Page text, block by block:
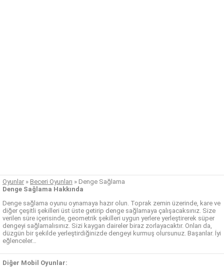
Oyunlar » Beceri Oyunları » Denge Sağlama
Denge Sağlama Hakkında
Denge sağlama oyunu oynamaya hazır olun. Toprak zemin üzerinde, kare ve
diğer çeşitli şekilleri üst üste getirip denge sağlamaya çalışacaksınız. Size
verilen süre içerisinde, geometrik şekilleri uygun yerlere yerleştirerek süper
dengeyi sağlamalısınız. Sizi kaygan daireler biraz zorlayacaktır. Onları da,
düzgün bir şekilde yerleştirdiğinizde dengeyi kurmuş olursunuz. Başarılar. İyi
eğlenceler…
Diğer Mobil Oyunlar: